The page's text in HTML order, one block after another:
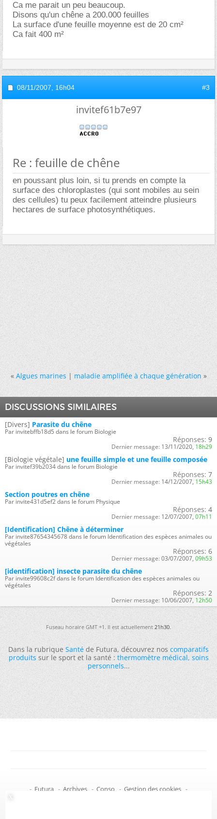
Ca me parait un peu beaucoup.
Disons qu'un chêne a 200.000 feuilles
La surface d'une feuille moyenne est de 20 cm²
Ca fait 400 m²
08/11/2007, 16h04 #3
invitef61b7e97
Re : feuille de chêne
en poussant plus loin, si tu prends en compte la
surface des chloroplastes (qui sont mobiles au sein
des cellules) tu peux facilement atteindre plusieurs
hectares de surface photosynthétiques.
« Algues marines|maladie amplifiée à chaque génération »
DISCUSSIONS SIMILAIRES
[Divers] Parasite du chêne
Par invitebffb18d5 dans le forum Biologie
Réponses: 9
Dernier message: 13/11/2020, 18h29
[Biologie végétale] une feuille simple et une feuille composée
Par invitef39b2034 dans le forum Biologie
Réponses: 7
Dernier message: 14/12/2007, 15h43
Section poutres en chêne
Par invite431d5ef2 dans le forum Physique
Réponses: 4
Dernier message: 12/07/2007, 07h11
[Identification] Chêne à déterminer
Par invite87654345678 dans le forum Identification des espèces animales ou
végétales
Réponses: 6
Dernier message: 03/07/2007, 09h53
[identification] insecte parasite du chêne
Par invite99608c2f dans le forum Identification des espèces animales ou
végétales
Réponses: 2
Dernier message: 10/06/2007, 12h50
Fuseau horaire GMT +1. Il est actuellement21h30.
Dans la rubriqueSantéde Futura, découvrez noscomparatifs
produitssur le sport et la santé :thermomètre médical,soins
personnels...
- Futura - Archives - Conso - Gestion des cookies -